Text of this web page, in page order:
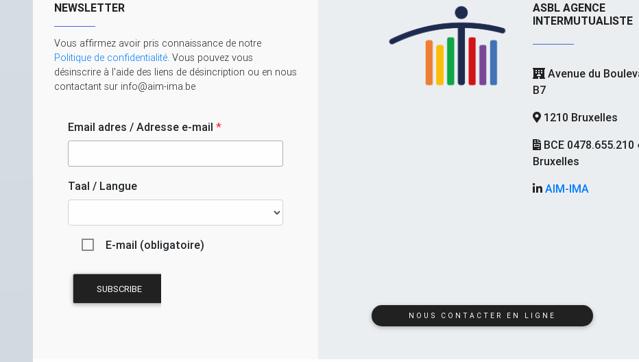
NEWSLETTER
Vous affirmez avoir pris connaissance de notre
Politique de confidentialité. Vous pouvez vous
désinscrire à l'aide des liens de désincription ou en nous
contactant sur info@aim-ima.be
Email adres / Adresse e-mail *
Taal / Langue
E-mail (obligatoire)
ASBL AGENCE
INTERMUTUALISTE
Avenue du
B7
1210 Bruxelles
BCE 0478.655.210
Bruxelles
AIM-IMA
NOUS CONTACTER EN LIGNE